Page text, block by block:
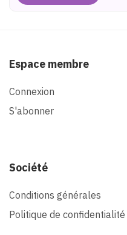
Espace membre
Connexion
S'abonner
Société
Conditions générales
Politique de confidentialité